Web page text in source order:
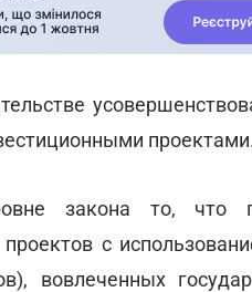
закона то, что
с
вовлеченных